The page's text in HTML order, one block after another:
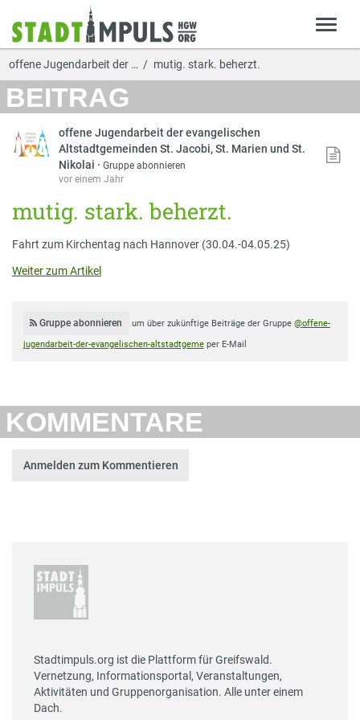
offene Jugendarbeit der … mutig. stark. beherzt.
BEITRAG
offene Jugendarbeit der evangelischen
Altstadtgemeinden St. Jacobi, St. Marien und St.
Nikolai ·Gruppe abonnieren
vor einem Jahr
mutig. stark. beherzt.
Fahrt zum Kirchentag nach Hannover (30.04.-04.05.25)
Weiter zum Artikel
Gruppe abonnieren um über zukünftige Beiträge der Gruppe @offene-
jugendarbeit-der-evangelischen-altstadtgemeper E-Mail
KOMMENTARE
Anmelden zum Kommentieren
Stadtimpuls.org ist die Plattform für Greifswald.
Vernetzung, Informationsportal, Veranstaltungen,
Aktivitäten und Gruppenorganisation. Alle unter einem
Dach.